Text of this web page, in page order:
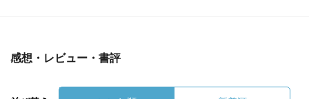
感想・レビュー・書評